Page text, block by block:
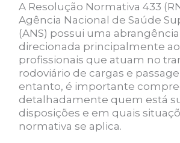
A Resolução Normativa 433
Agência Nacional de Saúde
(ANS) possui uma
direcionada principalmente
profissionais que atuam no
rodoviário de cargas e
entanto, é importante
detalhadamente quem está
disposições e em quais
normativa se aplica.